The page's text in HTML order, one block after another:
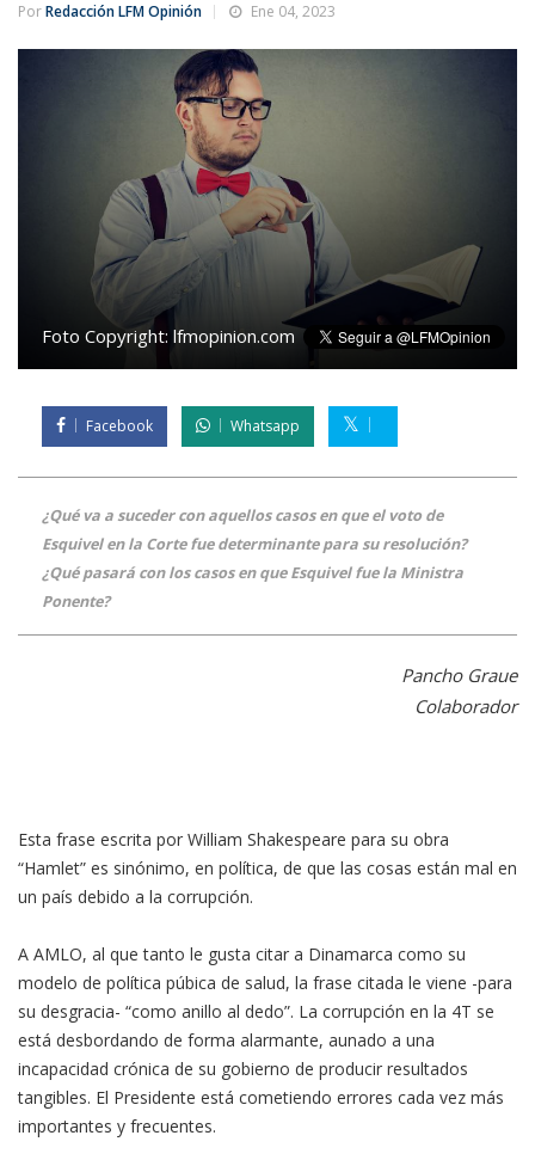
PorRedacción LFM Opinión Ene 04, 2023
Foto Copyright: lfmopinion.com
Facebook Whatsapp
¿Qué va a suceder con aquellos casos en que el voto de
Esquivel en la Corte fue determinante para su resolución?
¿Qué pasará con los casos en que Esquivel fue la Ministra
Ponente?
Pancho Graue
Colaborador
Esta frase escrita por William Shakespeare para su obra
“Hamlet” es sinónimo, en política, de que las cosas están mal en
un país debido a la corrupción.
A AMLO, al que tanto le gusta citar a Dinamarca como su
modelo de política púbica de salud, la frase citada le viene -para
su desgracia- “como anillo al dedo”. La corrupción en la 4T se
está desbordando de forma alarmante, aunado a una
incapacidad crónica de su gobierno de producir resultados
tangibles. El Presidente está cometiendo errores cada vez más
importantes y frecuentes.